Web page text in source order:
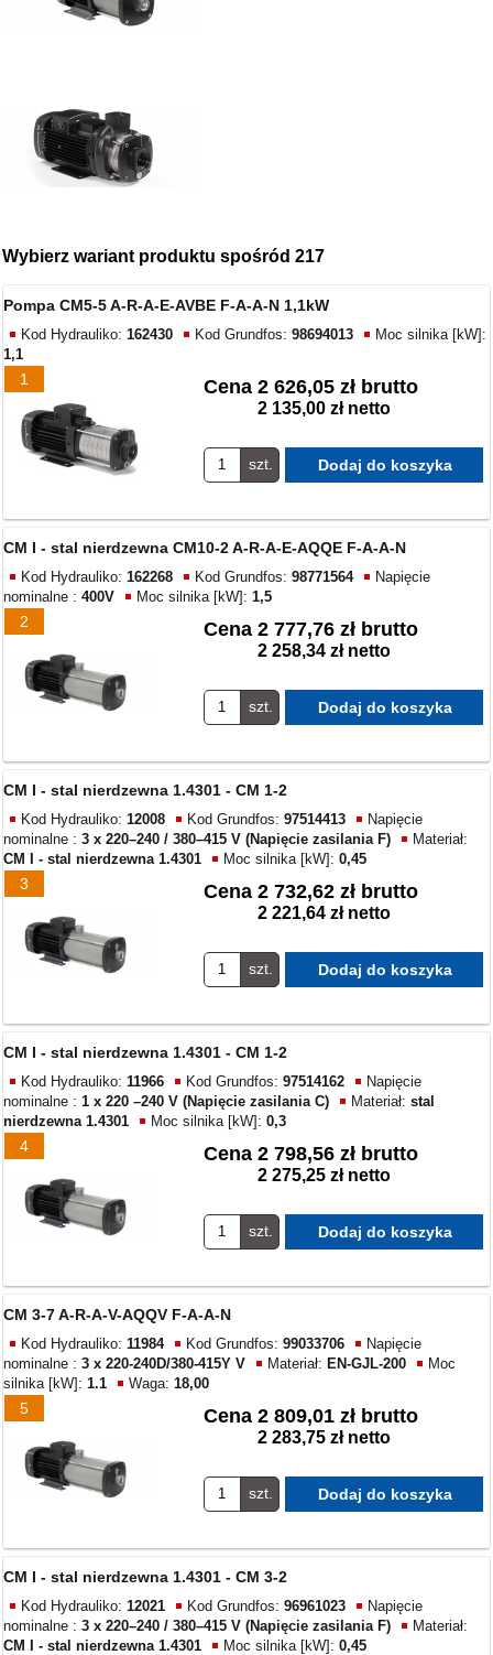
Wybierz wariant produktu spośród 217
1
Pompa CM5-5 A-R-A-E-AVBE F-A-A-N 1,1kW
Kod Hydrauliko:162430 Kod Grundfos:98694013
Moc silnika [kW]:
1,1
Cena 2 626,05 zł brutto
2 135,00 zł netto
szt.
2
CM I - stal nierdzewna CM10-2 A-R-A-E-AQQE F-A-A-N
Kod Hydrauliko:162268 Kod Grundfos:98771564
Napięcie
nominalne :400V Moc silnika [kW]:1,5
Cena 2 777,76 zł brutto
2 258,34 zł netto
szt.
3
CM I - stal nierdzewna 1.4301 - CM 1-2
Kod Hydrauliko:12008 Kod Grundfos:97514413
Napięcie
nominalne :3 x 220–240 / 380–415 V (Napięcie zasilania F)
Materiał:
CM I - stal nierdzewna 1.4301
Moc silnika [kW]:0,45
Cena 2 732,62 zł brutto
2 221,64 zł netto
szt.
4
CM I - stal nierdzewna 1.4301 - CM 1-2
Kod Hydrauliko:11966 Kod Grundfos:97514162
Napięcie
nominalne :1 x 220 –240 V (Napięcie zasilania C) Materiał:stal
nierdzewna 1.4301
Moc silnika [kW]:0,3
Cena 2 798,56 zł brutto
2 275,25 zł netto
szt.
5
CM 3-7 A-R-A-V-AQQV F-A-A-N
Kod Hydrauliko:11984 Kod Grundfos:99033706
Napięcie
nominalne :3 x 220-240D/380-415Y V Materiał: EN-GJL-200
Moc
silnika [kW]:1.1 Waga:18,00
Cena 2 809,01 zł brutto
2 283,75 zł netto
szt.
CM I - stal nierdzewna 1.4301 - CM 3-2
Kod Hydrauliko:12021 Kod Grundfos:96961023
Napięcie
nominalne :3 x 220–240 / 380–415 V (Napięcie zasilania F)
Materiał:
CM I - stal nierdzewna 1.4301
Moc silnika [kW]:0,45